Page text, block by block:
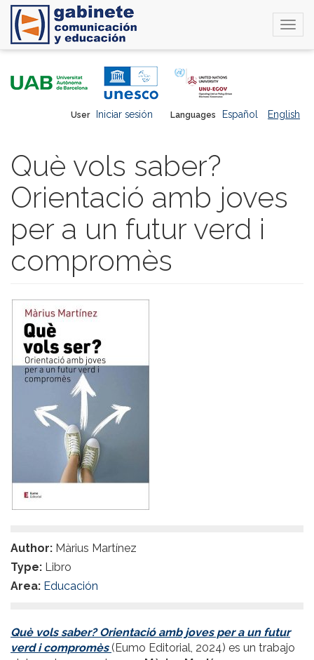
Languages Español English
User Iniciar sesión
Què vols saber?
Orientació amb joves
per a un futur verd i
compromès
Author: Màrius Martínez
Type: Libro
Area: Educación
Què vols saber? Orientació amb joves per a un futur
verd i compromès (Eumo Editorial, 2024) es un trabajo